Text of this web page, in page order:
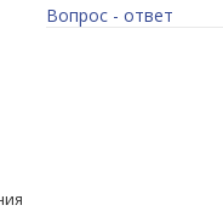
Вопрос - ответ